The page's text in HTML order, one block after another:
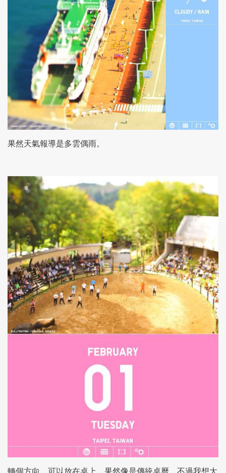
果然天氣報導是多雲偶雨。
轉個方向，可以放在桌上，果然像是傳統桌曆。不過我想大